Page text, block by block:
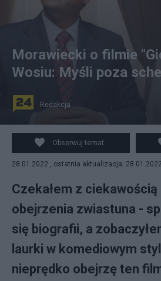
Kadr z filmu "Gierek". Mat.
Morawiecki o filmie
Wosiu: Myśli poza
Redakcja
Obserwuj temat
28.01.2022 , ostatnia aktualizacja:
Czekałem z
obejrzenia zwiastuna -
się biografii, a
laurki w komediowym
nieprędko obejrzę ten